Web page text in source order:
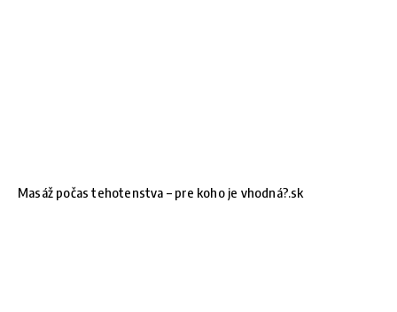
Masáž počas tehotenstva – pre koho je vhodná?.sk